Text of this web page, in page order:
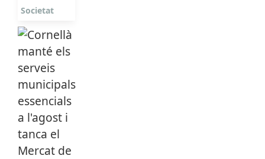
Societat